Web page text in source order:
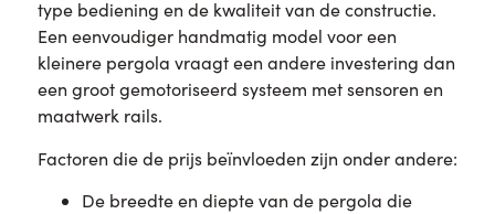
type bediening en de kwaliteit van de constructie.
Een eenvoudiger handmatig model voor een
kleinere pergola vraagt een andere investering dan
een groot gemotoriseerd systeem met sensoren en
maatwerk rails.
Factoren die de prijs beïnvloeden zijn onder andere:
De breedte en diepte van de pergola die